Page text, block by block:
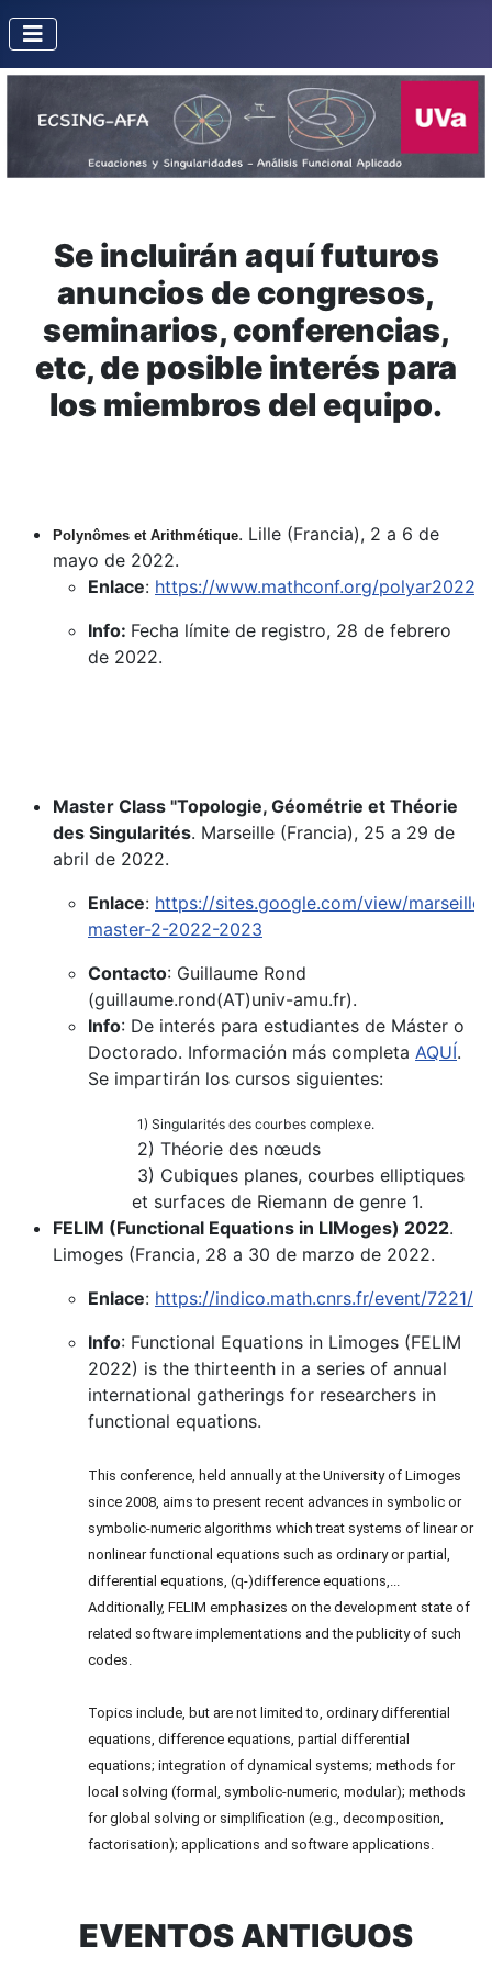
Se incluirán aquí futuros
anuncios de congresos,
seminarios, conferencias,
etc, de posible interés para
los miembros del equipo.
Polynômes et Arithmétique. Lille (Francia), 2 a 6 de
mayo de 2022.
Enlace: https://www.mathconf.org/polyar2022
Info: Fecha límite de registro, 28 de febrero
de 2022.
Master Class "Topologie, Géométrie et Théorie
des Singularités. Marseille (Francia), 25 a 29 de
abril de 2022.
Enlace: https://sites.google.com/view/marseille-
master-2-2022-2023
Contacto: Guillaume Rond
(guillaume.rond(AT)univ-amu.fr).
Info: De interés para estudiantes de Máster o
Doctorado. Información más completa AQUÍ.
Se impartirán los cursos siguientes:
1) Singularités des courbes complexe.
2) Théorie des nœuds
3) Cubiques planes, courbes elliptiques
et surfaces de Riemann de genre 1.
FELIM (Functional Equations in LIMoges) 2022.
Limoges (Francia, 28 a 30 de marzo de 2022.
Enlace: https://indico.math.cnrs.fr/event/7221/
Info: Functional Equations in Limoges (FELIM
2022) is the thirteenth in a series of annual
international gatherings for researchers in
functional equations.
This conference, held annually at the University of Limoges
since 2008, aims to present recent advances in symbolic or
symbolic-numeric algorithms which treat systems of linear or
nonlinear functional equations such as ordinary or partial,
differential equations, (q-)difference equations,...
Additionally, FELIM emphasizes on the development state of
related software implementations and the publicity of such
codes.
Topics include, but are not limited to, ordinary differential
equations, difference equations, partial differential
equations; integration of dynamical systems; methods for
local solving (formal, symbolic-numeric, modular); methods
for global solving or simplification (e.g., decomposition,
factorisation); applications and software applications.
EVENTOS ANTIGUOS